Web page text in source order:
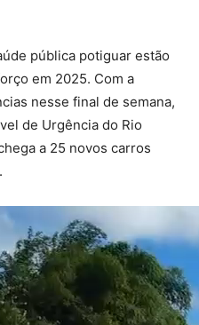
pública potiguar estão
em 2025. Com a
nesse final de semana,
de Urgência do Rio
a 25 novos carros